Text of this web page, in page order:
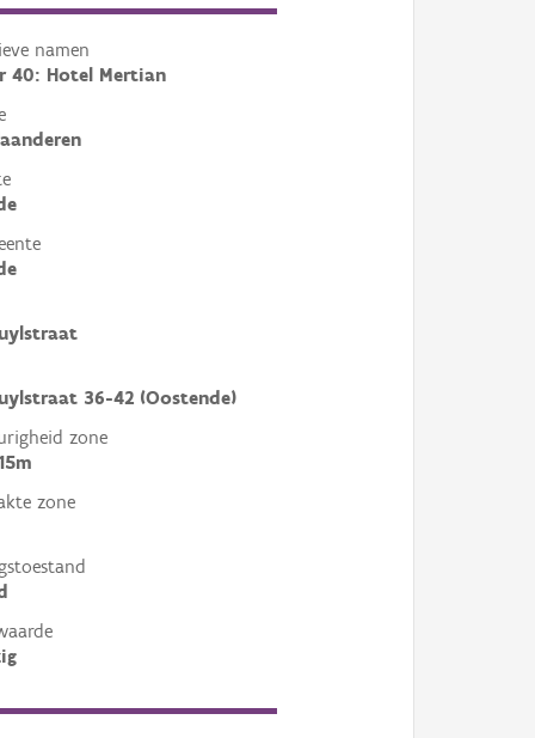
namen
40: Hotel Mertian
36-42 (Oostende)
zone
zone